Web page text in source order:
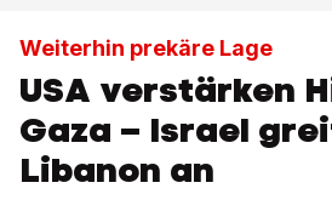
Weiterhin prekäre Lage
USA verstärken
Gaza – Israel
Libanon an